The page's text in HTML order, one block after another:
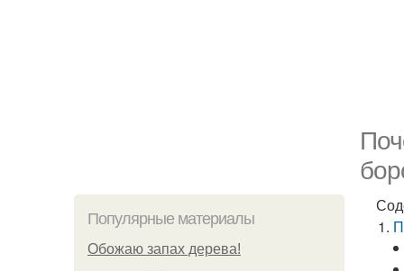
Популярные материалы
Обожaю зaпах деpева!